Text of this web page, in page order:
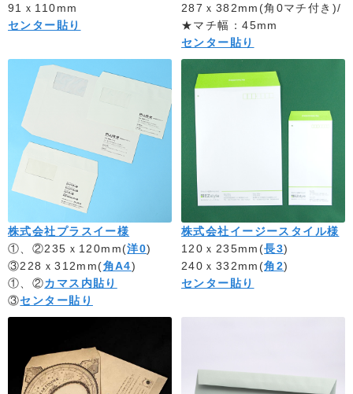
91ｘ110mm
センター貼り
287ｘ382mm(角0マチ付き)/
★マチ幅：45mm
センター貼り
株式会社プラスイー様
①、②235ｘ120mm(洋0)
③228ｘ312mm(角A4)
①、②カマス内貼り
③センター貼り
株式会社イージースタイル様
120ｘ235mm(長3)
240ｘ332mm(角2)
センター貼り